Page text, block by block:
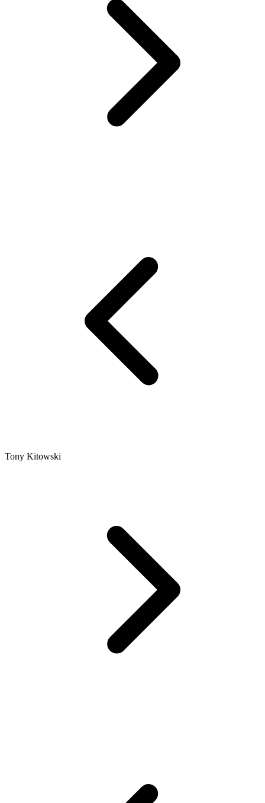
Tony Kitowski